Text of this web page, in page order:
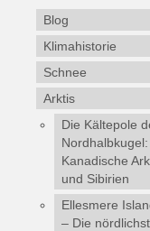
Blog
Klimahistorie
Schnee
Arktis
Die Kältepole
Nordhalbkugel:
Kanadische
und Sibirien
Ellesmere
– Die